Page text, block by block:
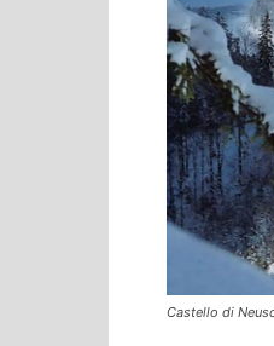
Castello di